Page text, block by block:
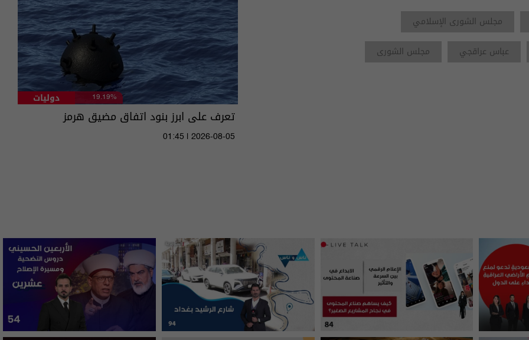
مجلس الشورى الإسلامي
عباس عراقجي
مجلس الشورى
دوليات 19.19%
تعرف على ابرز بنود اتفاق مضيق هرمز
01:45 | 2026-08-05